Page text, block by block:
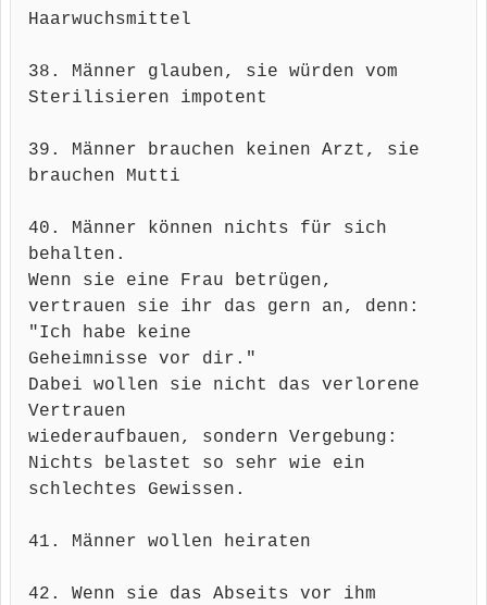
Haarwuchsmittel
38. Männer glauben, sie würden vom
Sterilisieren impotent
39. Männer brauchen keinen Arzt, sie
brauchen Mutti
40. Männer können nichts für sich
behalten.
Wenn sie eine Frau betrügen,
vertrauen sie ihr das gern an, denn:
"Ich habe keine
Geheimnisse vor dir."
Dabei wollen sie nicht das verlorene
Vertrauen
wiederaufbauen, sondern Vergebung:
Nichts belastet so sehr wie ein
schlechtes Gewissen.
41. Männer wollen heiraten
42. Wenn sie das Abseits vor ihm